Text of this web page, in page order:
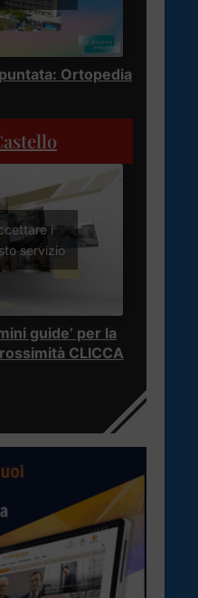
Ortopedia
i
servizio
guide’ per la
CLICCA